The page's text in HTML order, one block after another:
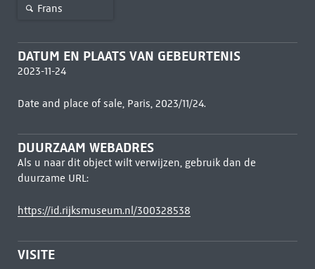
Frans
DATUM EN PLAATS VAN GEBEURTENIS
2023-11-24
Date and place of sale, Paris, 2023/11/24.
DUURZAAM WEBADRES
Als u naar dit object wilt verwijzen, gebruik dan de
duurzame URL:
https://id.rijksmuseum.nl/300328538
VISITE